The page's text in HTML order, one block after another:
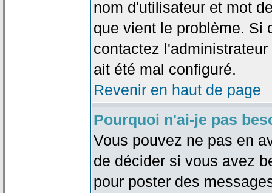
nom d'utilisateur et mot
que vient le problème. Si
contactez
ait été mal configuré.
Revenir en haut de page
Pourquoi n'ai-je pas
Vous pouvez ne pas en
de décider si vous avez
pour poster des